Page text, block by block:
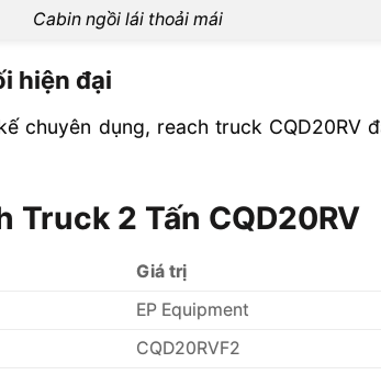
Cabin ngồi lái thoải mái
hiện đại
chuyên dụng, reach truck CQD20RV
Truck 2 Tấn CQD20RV
Giá trị
EP Equipment
CQD20RVF2